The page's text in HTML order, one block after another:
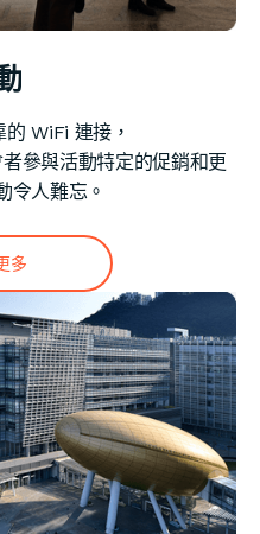
WiFi 連接，
參與活動特定的促銷和更
令人難忘。
多